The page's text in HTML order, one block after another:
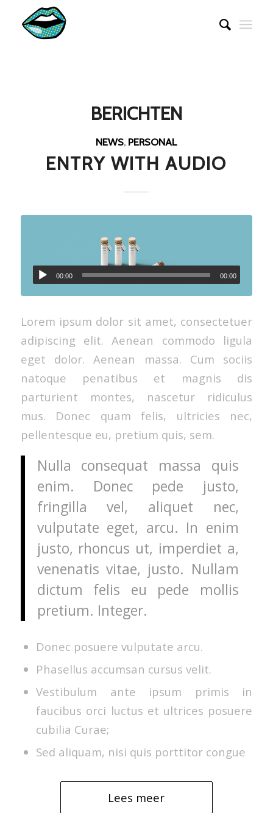
BERICHTEN
NEWS, PERSONAL
ENTRY WITH AUDIO
00:00 00:00
Lorem ipsum dolor sit amet, consectetuer
adipiscing elit. Aenean commodo ligula
eget dolor. Aenean massa. Cum sociis
natoque penatibus et magnis dis
parturient montes, nascetur ridiculus
mus. Donec quam felis, ultricies nec,
pellentesque eu, pretium quis, sem.
Nulla consequat massa quis
enim. Donec pede justo,
fringilla vel, aliquet nec,
vulputate eget, arcu. In enim
justo, rhoncus ut, imperdiet a,
venenatis vitae, justo. Nullam
dictum felis eu pede mollis
pretium. Integer.
Donec posuere vulputate arcu.
Phasellus accumsan cursus velit.
Vestibulum ante ipsum primis in
faucibus orci luctus et ultrices posuere
cubilia Curae;
Sed aliquam, nisi quis porttitor congue
Lees meer